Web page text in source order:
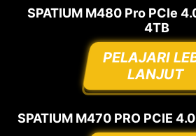
SPATIUM M480 Pro PCIe
4TB
PELAJARI
LANJUT
SPATIUM M470 PRO PCIE